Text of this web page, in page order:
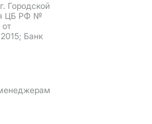
Городской
ЦБ РФ №
Банк